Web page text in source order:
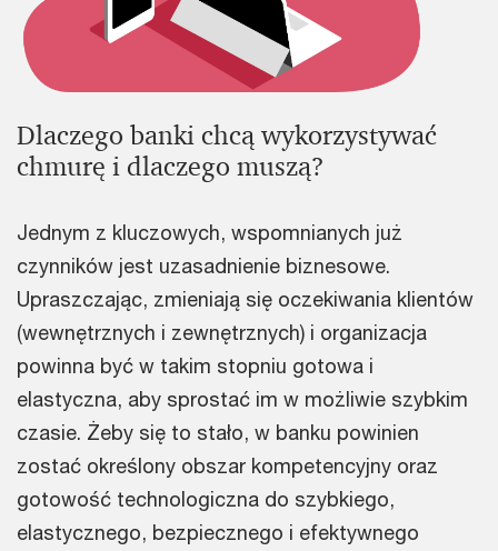
Dlaczego banki chcą wykorzystywać
chmurę i dlaczego muszą?
Jednym z kluczowych, wspomnianych już
czynników jest uzasadnienie biznesowe.
Upraszczając, zmieniają się oczekiwania klientów
(wewnętrznych i zewnętrznych) i organizacja
powinna być w takim stopniu gotowa i
elastyczna, aby sprostać im w możliwie szybkim
czasie. Żeby się to stało, w banku powinien
zostać określony obszar kompetencyjny oraz
gotowość technologiczna do szybkiego,
elastycznego, bezpiecznego i efektywnego